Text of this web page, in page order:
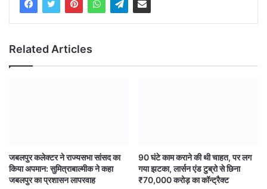
Related Articles
जबलपुर कलेक्टर ने राज्यसभा सांसद का
किया अपमान: सुमित्राबाल्मीक ने कहा
जबलपुर का प्रशासन लापरवाह
90 घंटे काम कराने की थी चाहत, पर लग
गया झटका, लार्सन एंड टुब्रो से छिना
₹70,000 करोड़ का कॉन्ट्रैक्ट